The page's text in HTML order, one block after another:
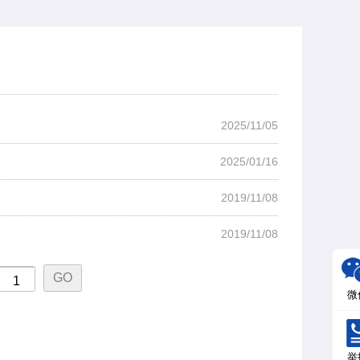
2025/11/05
2025/01/16
2019/11/08
2019/11/08
微
举